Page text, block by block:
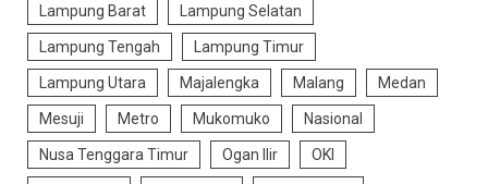
Lampung Barat Lampung Selatan
Lampung Tengah Lampung Timur
Lampung Utara Majalengka Malang Medan
Mesuji Metro Mukomuko Nasional
Nusa Tenggara Timur Ogan Ilir OKI